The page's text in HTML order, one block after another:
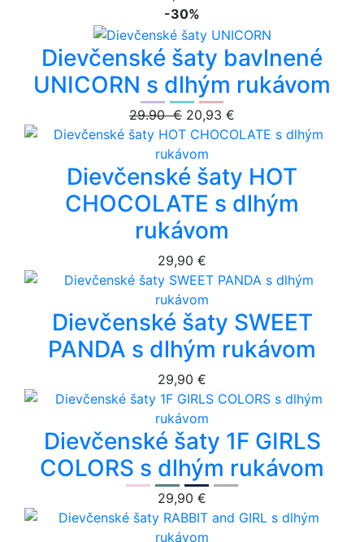
-30%
Dievčenské šaty bavlnené
UNICORN s dlhým rukávom
29.90 € 20,93 €
Dievčenské šaty HOT
CHOCOLATE s dlhým
rukávom
29,90 €
Dievčenské šaty SWEET
PANDA s dlhým rukávom
29,90 €
Dievčenské šaty 1F GIRLS
COLORS s dlhým rukávom
29,90 €